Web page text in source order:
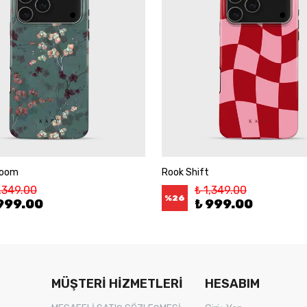
Rook Shift
%26
₺ 1,349.00
₺ 999.00
MÜŞTERİ HİZMETLERİ HESABIM